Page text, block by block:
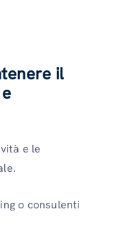
il
e le
o consulenti